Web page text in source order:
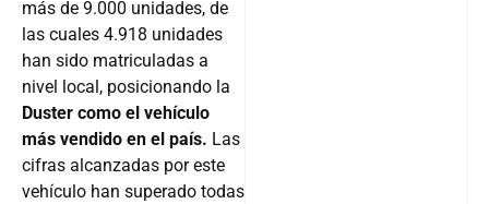
más de 9.000 unidades, de
las cuales 4.918 unidades
han sido matriculadas a
nivel local, posicionando la
Duster como el vehículo
más vendido en el país. Las
cifras alcanzadas por este
vehículo han superado todas